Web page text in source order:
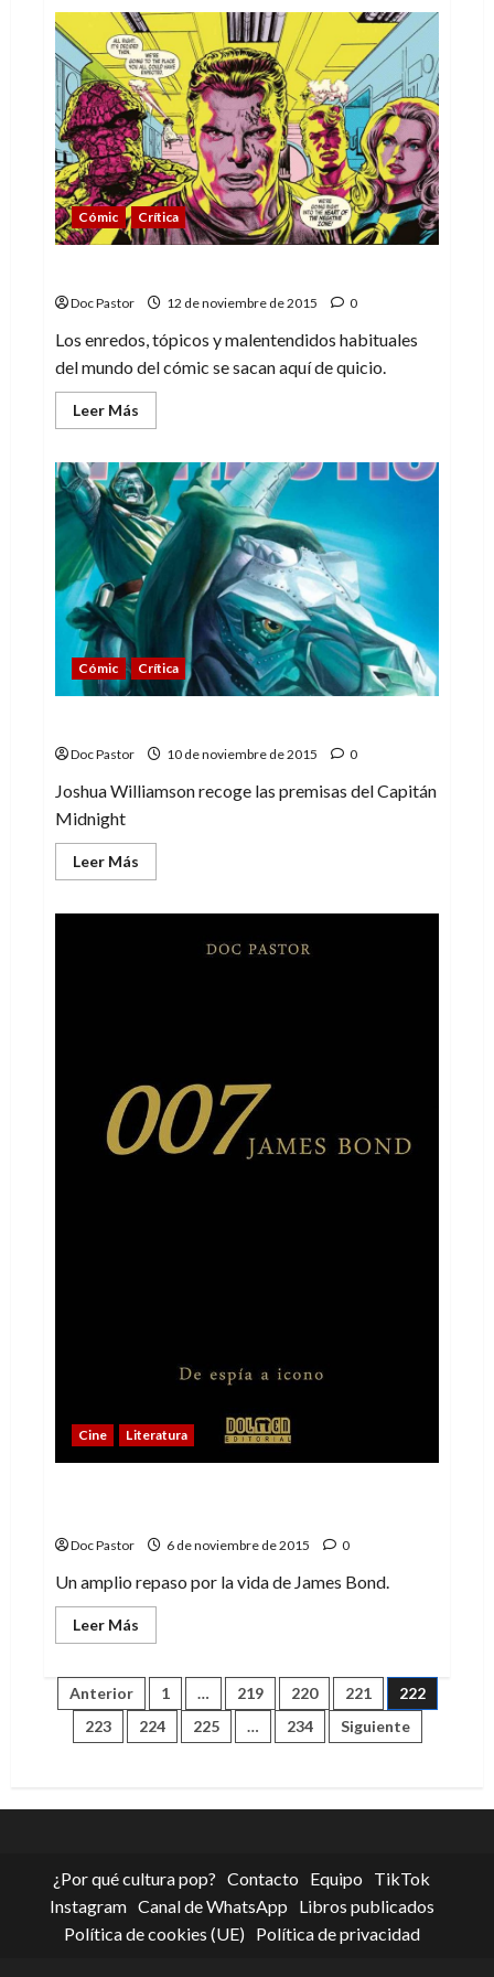
Basil
&
Victoria.
Un
cuento
de
hadas
sin
hadas
Cómic Crítica
Doc Pastor 12 de noviembre de 2015 0
Los enredos, tópicos y malentendidos habituales
del mundo del cómic se sacan aquí de quicio.
Leer Más
más
Quantum
and
Woody!
Risas
para
todos
Cómic Crítica
Doc Pastor 10 de noviembre de 2015 0
Joshua Williamson recoge las premisas del Capitán
Midnight
Leer Más
más
Cine Literatura
Doc Pastor 6 de noviembre de 2015 0
Un amplio repaso por la vida de James Bond.
Leer Más
más
«007:
James
Bond,
de
espía
ya
Paginación
de
Anterior 1 … 219 220 221
222
223
224 225 … 234 Siguiente
¿Por qué cultura pop? Contacto Equipo
TikTok
Instagram Canal de WhatsApp
Libros publicados
Política de cookies (UE)
Política de privacidad